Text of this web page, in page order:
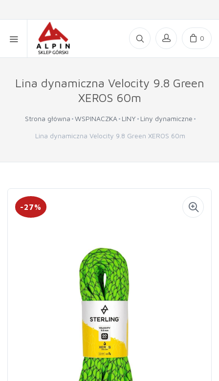
0
Lina dynamiczna Velocity 9.8 Green
XEROS 60m
Strona główna WSPINACZKA LINY Liny dynamiczne
Lina dynamiczna Velocity 9.8 Green XEROS 60m
-27%